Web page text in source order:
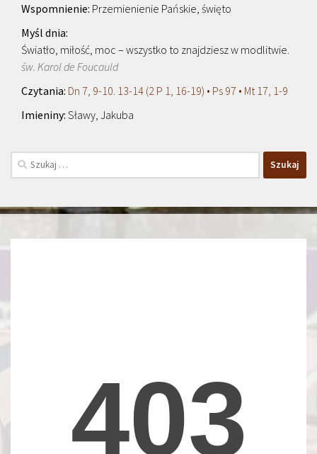
Przemienienie Pańskie, święto
Światło, miłość, moc – wszystko to znajdziesz w modlitwie.
św. Karol de Foucauld
Dn 7, 9-10. 13-14 (2 P 1, 16-19) • Ps 97 • Mt 17, 1-9
Sławy, Jakuba
Szukaj: